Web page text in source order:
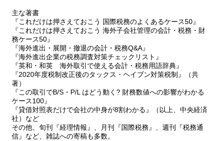
主な著書
『これだけは押さえておこう 国際税務のよくあるケース50』
『これだけは押さえておこう 海外子会社管理の会計・税務・財
務ケース50』
『海外進出・展開・撤退の会計・税務Q&A』
『海外進出企業の税務調査対策チェックリスト』
『英和・和英 海外取引で使える会計・税務用語辞典』
『2020年度税制改正後のタックス・ヘイブン対策税制』（共
著）
『この取引でB/S・P/L はどう動く? 財務数値への影響がわかる
ケース100』
『貸借対照表だけで会社の中身が8割わかる』（以上、中央経済
社）など
その他、旬刊『経理情報』、月刊『国際税務』、週刊『税務通
信』など、雑誌への寄稿も多数。